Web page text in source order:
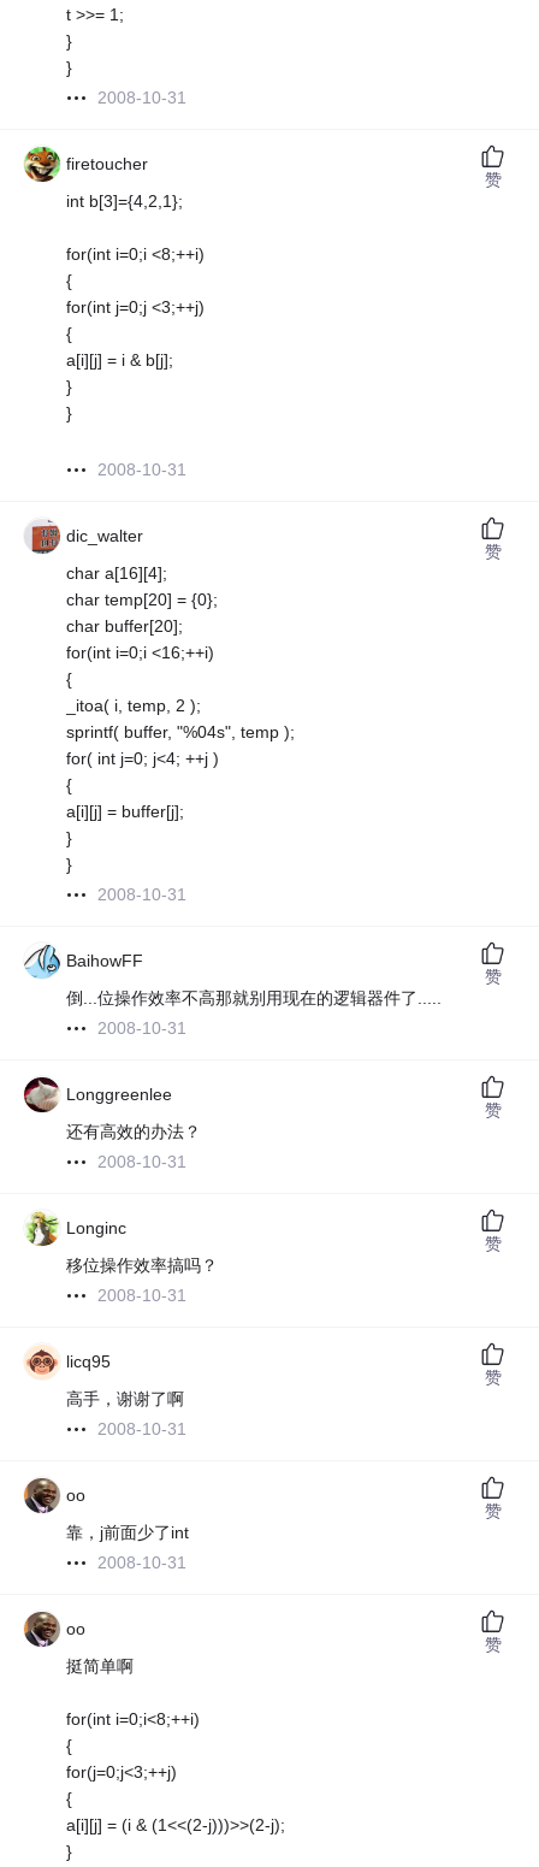
t >>= 1;
}
}
2008-10-31
firetoucher
int b[3]={4,2,1};
for(int i=0;i <8;++i)
{
for(int j=0;j <3;++j)
{
a[i][j] = i & b[j];
}
}
2008-10-31
赞
dic_walter
char a[16][4];
char temp[20] = {0};
char buffer[20];
for(int i=0;i <16;++i)
{
_itoa( i, temp, 2 );
sprintf( buffer, "%04s", temp );
for( int j=0; j<4; ++j )
{
a[i][j] = buffer[j];
}
}
2008-10-31
赞
BaihowFF
倒...位操作效率不高那就别用现在的逻辑器件了.....
2008-10-31
赞
Longgreenlee
还有高效的办法？
2008-10-31
赞
Longinc
移位操作效率搞吗？
2008-10-31
赞
licq95
高手，谢谢了啊
2008-10-31
赞
oo
靠，j前面少了int
2008-10-31
赞
oo
挺简单啊
for(int i=0;i<8;++i)
{
for(j=0;j<3;++j)
{
a[i][j] = (i & (1<<(2-j)))>>(2-j);
}
赞